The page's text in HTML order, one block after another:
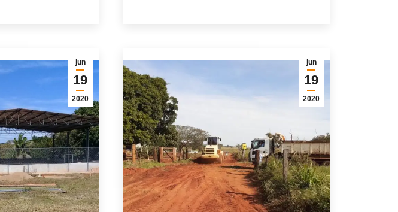
jun
19
2020
jun
19
2020